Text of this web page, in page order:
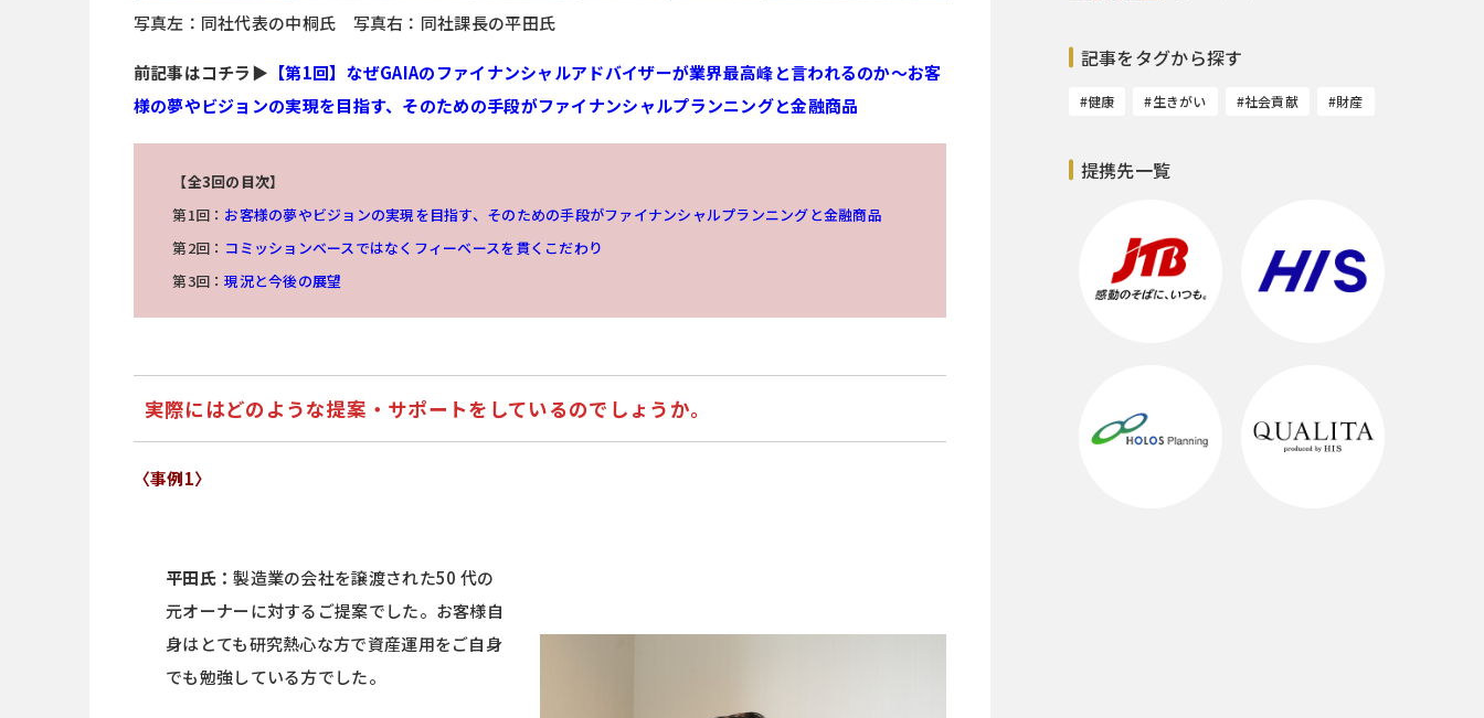
写真左：同社代表の中桐氏 写真右：同社課長の平田氏
前記事はコチラ▶ 【第1回】なぜGAIAのファイナンシャルアドバイザーが業界最高峰と言われるのか～お客
様の夢やビジョンの実現を目指す、そのための手段がファイナンシャルプランニングと金融商品
【全3回の目次】
第1回： お客様の夢やビジョンの実現を目指す、そのための手段がファイナンシャルプランニングと金融商品
第2回： コミッションベースではなくフィーベースを貫くこだわり
第3回：現況と今後の展望
実際にはどのような提案・サポートをしているのでしょうか。
〈事例1〉
平田氏：製造業の会社を譲渡された50 代の
元オーナーに対するご提案でした。お客様自
身はとても研究熱心な方で資産運用をご自身
でも勉強している方でした。
記事をタグから探す
#健康 #生きがい #社会貢献 #財産
提携先一覧